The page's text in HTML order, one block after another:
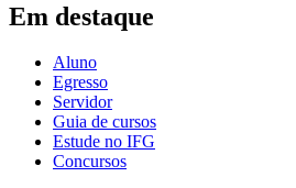
Em destaque
Aluno
Egresso
Servidor
Guia de cursos
Estude no IFG
Concursos